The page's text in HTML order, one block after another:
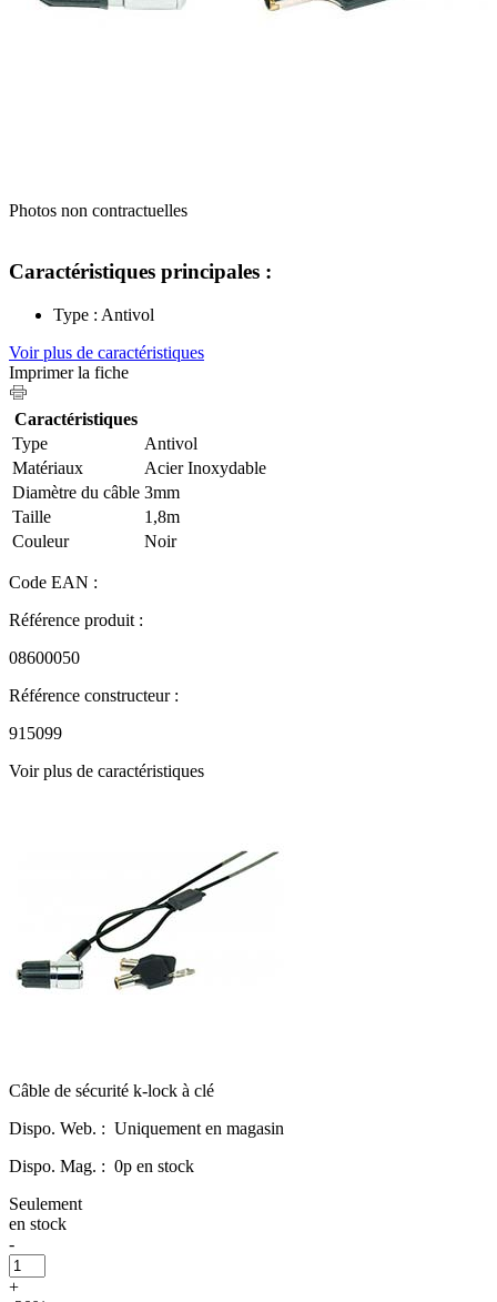
Photos non contractuelles
Caractéristiques principales :
Type : Antivol
Voir plus de caractéristiques
Imprimer la fiche
Caractéristiques
Type
Antivol
Matériaux
Acier Inoxydable
Diamètre du câble 3mm
Taille
1,8m
Couleur
Noir
Code EAN :
Référence produit :
08600050
Référence constructeur :
915099
Voir plus de caractéristiques
Câble de sécurité k-lock à clé
Dispo. Web. : Uniquement en magasin
Dispo. Mag. : 0p en stock
Seulement
en stock
-
+